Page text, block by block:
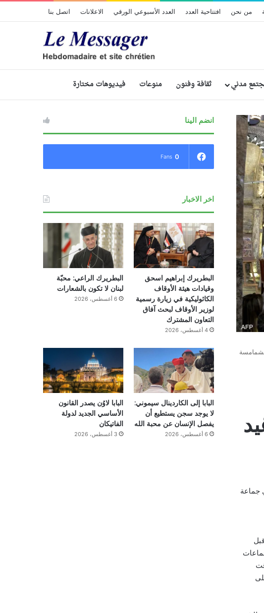
من نحن افتتاحية العدد العدد الأسبوعي الورقي الاعلانات اتصل بنا
مدني ثقافة وفنون منوعات فيديوهات مختارة
جماعة
انضم الينا
0
Fans
اخر الاخبار
البطريرك إبراهيم اسحق
وقيادات هيئة الأوقاف
الكاثوليكية في زيارة رسمية
لوزير الأوقاف لبحث آفاق
التعاون المشترك
4 أغسطس، 2026
البطريرك الراعي: محبّة
لبنان لا تكون بالشعارات
6 أغسطس، 2026
البابا إلى الكاردينال سيموني:
لا يوجد سجن يستطيع أن
يفصل الإنسان عن محبة الله
6 أغسطس، 2026
البابا لاوُن يصدر القانون
الأساسي الجديد لدولة
الفاتيكان
3 أغسطس، 2026